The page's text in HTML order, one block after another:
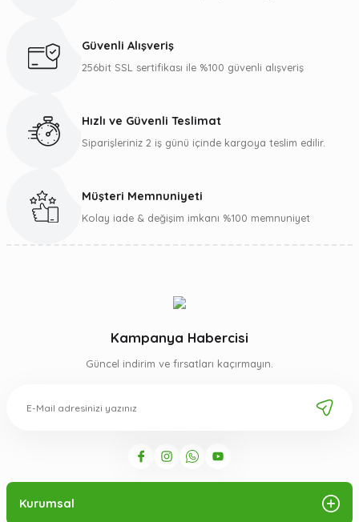
Ürün bilgilerinde hatalar bulunuyor.
Gönder
Güvenli Alışveriş
256bit SSL sertifikası ile %100 güvenli alışveriş
Hızlı ve Güvenli Teslimat
Siparişleriniz 2 iş günü içinde kargoya teslim edilir.
Müşteri Memnuniyeti
Kolay iade & değişim imkanı %100 memnuniyet
Kampanya Habercisi
Güncel indirim ve fırsatları kaçırmayın.
Kurumsal